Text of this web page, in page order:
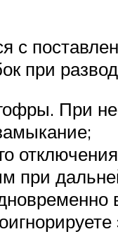
при
При
при